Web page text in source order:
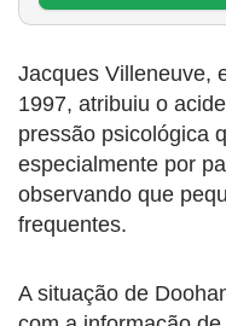
Jacques Villeneuve,
1997, atribuiu o
pressão psicológica
especialmente por
observando que
frequentes.
A situação de